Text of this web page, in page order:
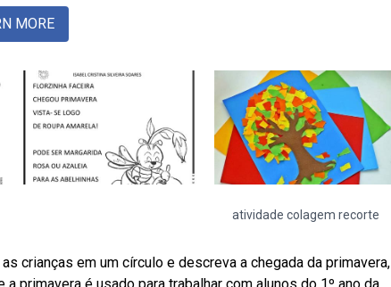
MORE
atividade colagem recorte
crianças em um círculo e descreva a chegada da primavera,